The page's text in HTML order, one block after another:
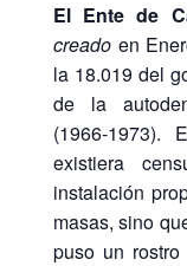
El Ente de
creadoen
la 18.019 del
de la
(1966-1973).
existiera
instalación
masas, sino
puso un